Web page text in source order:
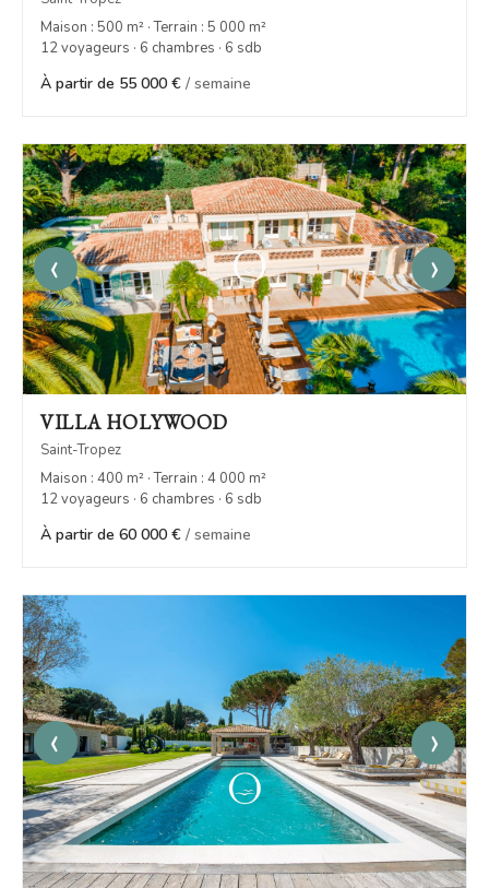
Maison : 500 m² · Terrain : 5 000 m²
12 voyageurs · 6 chambres · 6 sdb
À partir de 55 000 € / semaine
‹ ›
VILLA HOLYWOOD
Saint-Tropez
Maison : 400 m² · Terrain : 4 000 m²
12 voyageurs · 6 chambres · 6 sdb
À partir de 60 000 € / semaine
‹ ›